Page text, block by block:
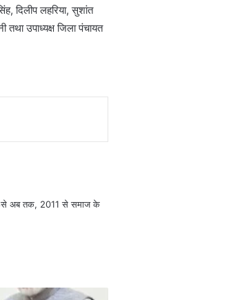
दिलीप लहरिया, सुशांत
तथा उपाध्यक्ष जिला पंचायत
अब तक, 2011 से समाज के